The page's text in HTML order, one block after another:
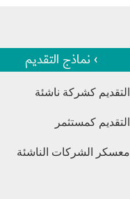
› نماذج التقديم
التقديم كشركة ناشئة
التقديم كمستثمر
معسكر الشركات الناشئة